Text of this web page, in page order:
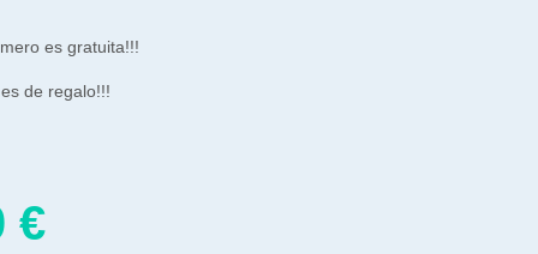
es gratuita!!!
es de regalo!!!
€